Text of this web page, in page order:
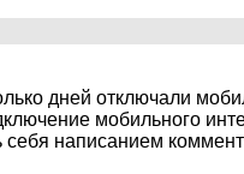
дней отключали
мобильного
написанием